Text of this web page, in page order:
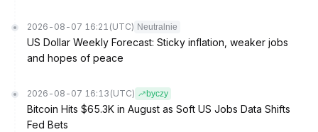
2026-08-07 16:21 (UTC) Neutralnie
US Dollar Weekly Forecast: Sticky inflation, weaker jobs
and hopes of peace
2026-08-07 16:13 (UTC) byczy
Bitcoin Hits $65.3K in August as Soft US Jobs Data Shifts
Fed Bets